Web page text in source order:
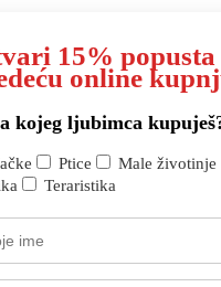
15% popusta
online
kojeg ljubimca
Ptice
Male životinje
Teraristika